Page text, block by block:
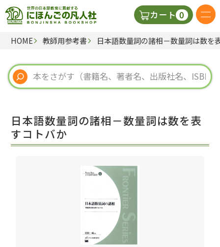
カート 0
日本語の教科書
視聴覚・補助教材
教師用参考書
HOME 教師用参考書 日本語数量詞の諸相－数量詞は数を
日本語数量詞の諸相－数量詞は数を表
すコトバか